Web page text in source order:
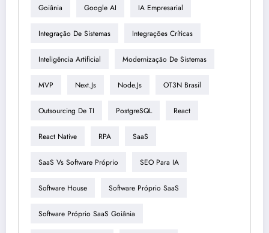
Goiânia Google AI IA Empresarial
Integração De Sistemas Integrações Críticas
Inteligência Artificial Modernização De Sistemas
MVP Next.js Node.js OT3N Brasil
Outsourcing De TI PostgreSQL React
React Native RPA SaaS
SaaS Vs Software Próprio SEO Para IA
Software House Software Próprio SaaS
Software Próprio SaaS Goiânia